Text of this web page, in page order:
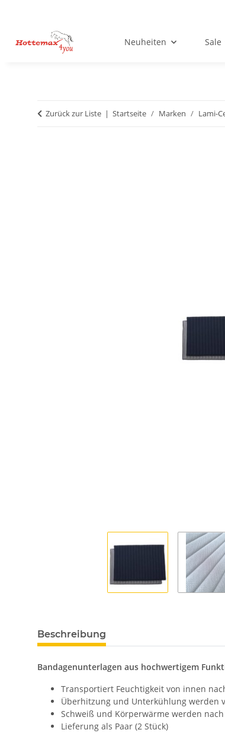
Neuheiten Sale
Zurück zur Liste Startseite Marken Lami-
Beschreibung
Bandagenunterlagen aus hochwertigem
Transportiert Feuchtigkeit von innen
Überhitzung und Unterkühlung werden
Schweiß und Körperwärme werden
Lieferung als Paar (2 Stück)